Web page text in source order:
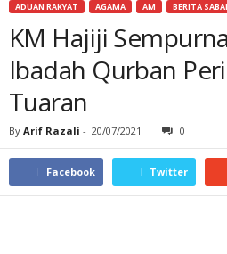
ADUAN RAKYAT AGAMA AM BERITA
KM Hajiji
Ibadah Qurban
Tuaran
By Arif Razali - 20/07/2021 0
Facebook Twitter